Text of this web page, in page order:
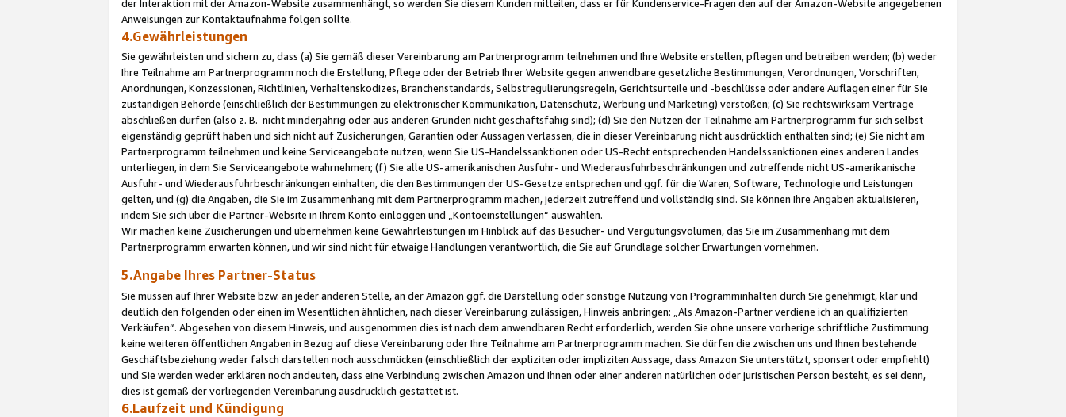
der Interaktion mit der Amazon-Website zusammenhängt, so werden Sie diesem Kunden mitteilen, dass er für Kundenservice-Fragen den auf der Amazon-Website angegebenen
Anweisungen zur Kontaktaufnahme folgen sollte.
4.Gewährleistungen
Sie gewährleisten und sichern zu, dass (a) Sie gemäß dieser Vereinbarung am Partnerprogramm teilnehmen und Ihre Website erstellen, pflegen und betreiben werden; (b) weder
Ihre Teilnahme am Partnerprogramm noch die Erstellung, Pflege oder der Betrieb Ihrer Website gegen anwendbare gesetzliche Bestimmungen, Verordnungen, Vorschriften,
Anordnungen, Konzessionen, Richtlinien, Verhaltenskodizes, Branchenstandards, Selbstregulierungsregeln, Gerichtsurteile und -beschlüsse oder andere Auflagen einer für Sie
zuständigen Behörde (einschließlich der Bestimmungen zu elektronischer Kommunikation, Datenschutz, Werbung und Marketing) verstoßen; (c) Sie rechtswirksam Verträge
abschließen dürfen (also z. B. nicht minderjährig oder aus anderen Gründen nicht geschäftsfähig sind); (d) Sie den Nutzen der Teilnahme am Partnerprogramm für sich selbst
eigenständig geprüft haben und sich nicht auf Zusicherungen, Garantien oder Aussagen verlassen, die in dieser Vereinbarung nicht ausdrücklich enthalten sind; (e) Sie nicht am
Partnerprogramm teilnehmen und keine Serviceangebote nutzen, wenn Sie US-Handelssanktionen oder US-Recht entsprechenden Handelssanktionen eines anderen Landes
unterliegen, in dem Sie Serviceangebote wahrnehmen; (f) Sie alle US-amerikanischen Ausfuhr- und Wiederausfuhrbeschränkungen und zutreffende nicht US-amerikanische
Ausfuhr- und Wiederausfuhrbeschränkungen einhalten, die den Bestimmungen der US-Gesetze entsprechen und ggf. für die Waren, Software, Technologie und Leistungen
gelten, und (g) die Angaben, die Sie im Zusammenhang mit dem Partnerprogramm machen, jederzeit zutreffend und vollständig sind. Sie können Ihre Angaben aktualisieren,
indem Sie sich über die Partner-Website in Ihrem Konto einloggen und „Kontoeinstellungen“ auswählen.
Wir machen keine Zusicherungen und übernehmen keine Gewährleistungen im Hinblick auf das Besucher- und Vergütungsvolumen, das Sie im Zusammenhang mit dem
Partnerprogramm erwarten können, und wir sind nicht für etwaige Handlungen verantwortlich, die Sie auf Grundlage solcher Erwartungen vornehmen.
5.Angabe Ihres Partner-Status
Sie müssen auf Ihrer Website bzw. an jeder anderen Stelle, an der Amazon ggf. die Darstellung oder sonstige Nutzung von Programminhalten durch Sie genehmigt, klar und
deutlich den folgenden oder einen im Wesentlichen ähnlichen, nach dieser Vereinbarung zulässigen, Hinweis anbringen: „Als Amazon-Partner verdiene ich an qualifizierten
Verkäufen“. Abgesehen von diesem Hinweis, und ausgenommen dies ist nach dem anwendbaren Recht erforderlich, werden Sie ohne unsere vorherige schriftliche Zustimmung
keine weiteren öffentlichen Angaben in Bezug auf diese Vereinbarung oder Ihre Teilnahme am Partnerprogramm machen. Sie dürfen die zwischen uns und Ihnen bestehende
Geschäftsbeziehung weder falsch darstellen noch ausschmücken (einschließlich der expliziten oder impliziten Aussage, dass Amazon Sie unterstützt, sponsert oder empfiehlt)
und Sie werden weder erklären noch andeuten, dass eine Verbindung zwischen Amazon und Ihnen oder einer anderen natürlichen oder juristischen Person besteht, es sei denn,
dies ist gemäß der vorliegenden Vereinbarung ausdrücklich gestattet ist.
6.Laufzeit und Kündigung